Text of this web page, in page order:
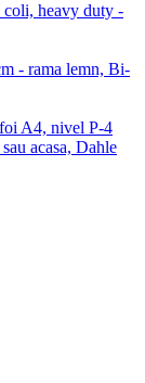
coli, heavy duty -
- rama lemn, Bi-
A4, nivel P-4
acasa, Dahle